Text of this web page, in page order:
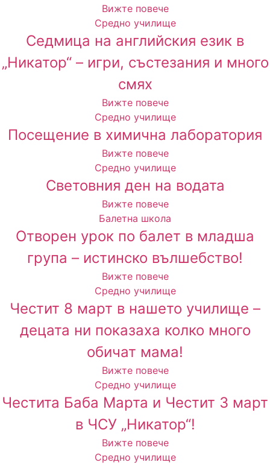
Вижте повече
Средно училище
Cедмица на английския език в
„Никатор“ – игри, състезания и много
смях
Вижте повече
Средно училище
Посещение в химична лаборатория
Вижте повече
Средно училище
Световния ден на водата
Вижте повече
Балетна школа
Отворен урок по балет в младша
група – истинско вълшебство!
Вижте повече
Средно училище
Честит 8 март в нашето училище –
децата ни показаха колко много
обичат мама!
Вижте повече
Средно училище
Честита Баба Марта и Честит 3 март
в ЧСУ „Никатор“!
Вижте повече
Средно училище